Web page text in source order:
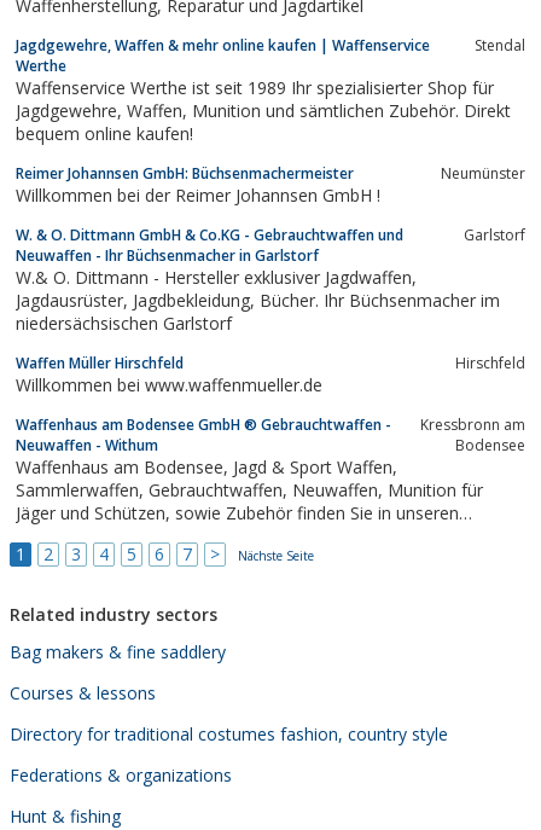
Waffenherstellung, Reparatur und Jagdartikel
Jagdgewehre, Waffen & mehr online kaufen | Waffenservice
Werthe
Stendal
Waffenservice Werthe ist seit 1989 Ihr spezialisierter Shop für
Jagdgewehre, Waffen, Munition und sämtlichen Zubehör. Direkt
bequem online kaufen!
Reimer Johannsen GmbH: Büchsenmachermeister Neumünster
Willkommen bei der Reimer Johannsen GmbH !
W. & O. Dittmann GmbH & Co.KG - Gebrauchtwaffen und
Neuwaffen - Ihr Büchsenmacher in Garlstorf
Garlstorf
W.& O. Dittmann - Hersteller exklusiver Jagdwaffen,
Jagdausrüster, Jagdbekleidung, Bücher. Ihr Büchsenmacher im
niedersächsischen Garlstorf
Waffen Müller Hirschfeld Hirschfeld
Willkommen bei www.waffenmueller.de
Waffenhaus am Bodensee GmbH ® Gebrauchtwaffen -
Neuwaffen - Withum
Kressbronn am
Bodensee
Waffenhaus am Bodensee, Jagd & Sport Waffen,
Sammlerwaffen, Gebrauchtwaffen, Neuwaffen, Munition für
Jäger und Schützen, sowie Zubehör finden Sie in unseren
1 2 3 4 5 6 7 > Nächste Seite
Related industry sectors
Bag makers & fine saddlery
Courses & lessons
Directory for traditional costumes fashion, country style
Federations & organizations
Hunt & fishing